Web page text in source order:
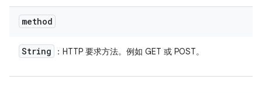
method
String ：HTTP 要求方法。例如 GET 或 POST。